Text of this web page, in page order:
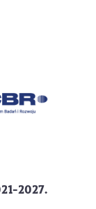
2027.